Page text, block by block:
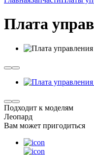
Плата
Подходит к моделям
Леопард
Вам может пригодиться